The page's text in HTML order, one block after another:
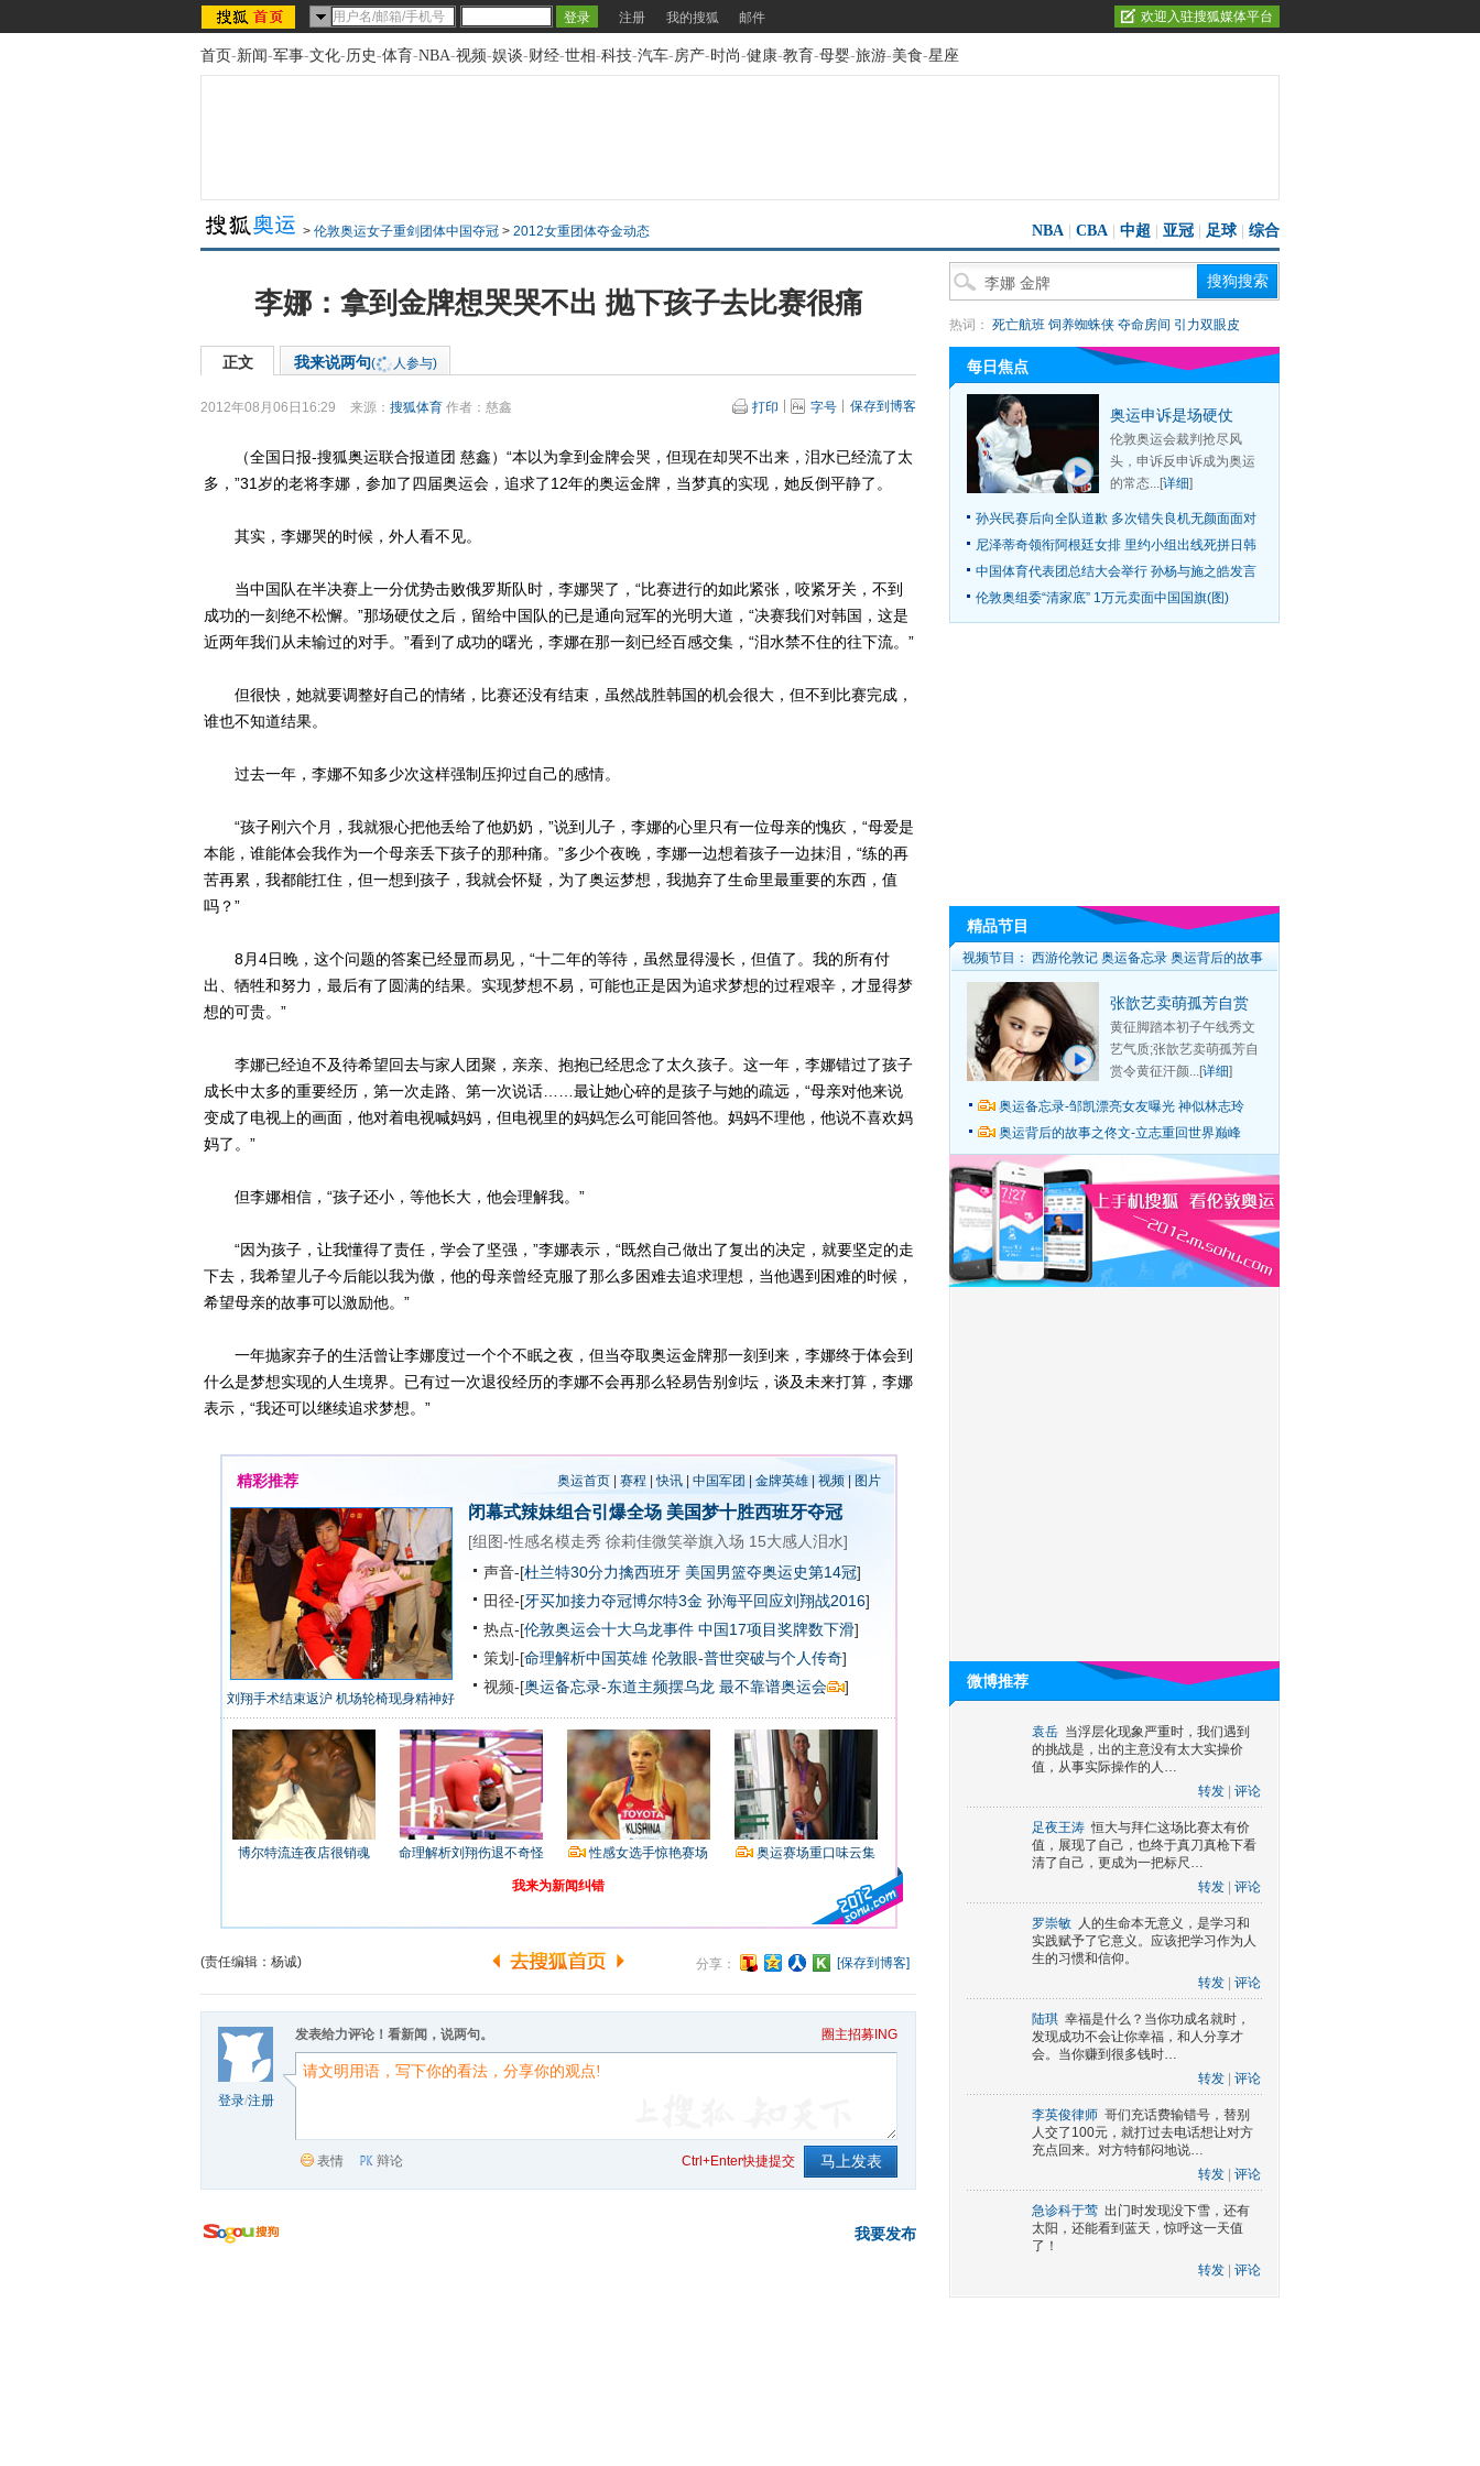
注册 我的搜狐 邮件 欢迎入驻搜狐媒体平台
首页-新闻-军事-文化-历史-体育-NBA-视频-娱谈-财经-世相-科技-汽车-房产-时尚-健康-教育-母婴-旅游-美食-星座
> 伦敦奥运女子重剑团体中国夺冠 > 2012女重团体夺金动态 NBA CBA 中超 亚冠 足球| 综合
李娜：拿到金牌想哭哭不出 抛下孩子去比赛很痛
正文 我来说两句( 人参与)
2012年08月06日16:29 来源： 搜狐体育 作者：慈鑫 打印 字号 保存到博客
（全国日报-搜狐奥运联合报道团 慈鑫）“本以为拿到金牌会哭，但现在却哭不出来，泪水已经流了太
多，”31岁的老将李娜，参加了四届奥运会，追求了12年的奥运金牌，当梦真的实现，她反倒平静了。
其实，李娜哭的时候，外人看不见。
当中国队在半决赛上一分优势击败俄罗斯队时，李娜哭了，“比赛进行的如此紧张，咬紧牙关，不到
成功的一刻绝不松懈。”那场硬仗之后，留给中国队的已是通向冠军的光明大道，“决赛我们对韩国，这是
近两年我们从未输过的对手。”看到了成功的曙光，李娜在那一刻已经百感交集，“泪水禁不住的往下流。”
但很快，她就要调整好自己的情绪，比赛还没有结束，虽然战胜韩国的机会很大，但不到比赛完成，
谁也不知道结果。
过去一年，李娜不知多少次这样强制压抑过自己的感情。
“孩子刚六个月，我就狠心把他丢给了他奶奶，”说到儿子，李娜的心里只有一位母亲的愧疚，“母爱是
本能，谁能体会我作为一个母亲丢下孩子的那种痛。”多少个夜晚，李娜一边想着孩子一边抹泪，“练的再
苦再累，我都能扛住，但一想到孩子，我就会怀疑，为了奥运梦想，我抛弃了生命里最重要的东西，值
吗？”
8月4日晚，这个问题的答案已经显而易见，“十二年的等待，虽然显得漫长，但值了。我的所有付
出、牺牲和努力，最后有了圆满的结果。实现梦想不易，可能也正是因为追求梦想的过程艰辛，才显得梦
想的可贵。”
李娜已经迫不及待希望回去与家人团聚，亲亲、抱抱已经思念了太久孩子。这一年，李娜错过了孩子
成长中太多的重要经历，第一次走路、第一次说话……最让她心碎的是孩子与她的疏远，“母亲对他来说
变成了电视上的画面，他对着电视喊妈妈，但电视里的妈妈怎么可能回答他。妈妈不理他，他说不喜欢妈
妈了。”
但李娜相信，“孩子还小，等他长大，他会理解我。”
“因为孩子，让我懂得了责任，学会了坚强，”李娜表示，“既然自己做出了复出的决定，就要坚定的走
下去，我希望儿子今后能以我为傲，他的母亲曾经克服了那么多困难去追求理想，当他遇到困难的时候，
希望母亲的故事可以激励他。”
一年抛家弃子的生活曾让李娜度过一个个不眠之夜，但当夺取奥运金牌那一刻到来，李娜终于体会到
什么是梦想实现的人生境界。已有过一次退役经历的李娜不会再那么轻易告别剑坛，谈及未来打算，李娜
表示，“我还可以继续追求梦想。”
精彩推荐 奥运首页| 赛程 |快讯| 中国军团| 金牌英雄| 视频| 图片
刘翔手术结束返沪 机场轮椅现身精神好
闭幕式辣妹组合引爆全场 美国梦十胜西班牙夺冠
[组图-性感名模走秀 徐莉佳微笑举旗入场 15大感人泪水]
声音-[杜兰特30分力擒西班牙 美国男篮夺奥运史第14冠]
田径-[牙买加接力夺冠博尔特3金 孙海平回应刘翔战2016]
热点-[伦敦奥运会十大乌龙事件 中国17项目奖牌数下滑]
策划-[命理解析中国英雄 伦敦眼-普世突破与个人传奇]
视频-[奥运备忘录-东道主频摆乌龙 最不靠谱奥运会 ]
博尔特流连夜店很销魂 命理解析刘翔伤退不奇怪 性感女选手惊艳赛场 奥运赛场重口味云集
我来为新闻纠错
(责任编辑：杨诚) 分享： [保存到博客]
登录/注册
发表给力评论！看新闻，说两句。 圈主招募ING
表情 辩论 Ctrl+Enter快捷提交
我要发布
热词： 死亡航班 饲养蜘蛛侠 夺命房间 引力双眼皮
每日焦点
奥运申诉是场硬仗
伦敦奥运会裁判抢尽风
头，申诉反申诉成为奥运
的常态...[详细]
孙兴民赛后向全队道歉 多次错失良机无颜面面对
尼泽蒂奇领衔阿根廷女排 里约小组出线死拼日韩
中国体育代表团总结大会举行 孙杨与施之皓发言
伦敦奥组委“清家底” 1万元卖面中国国旗(图)
精品节目
视频节目： 西游伦敦记 奥运备忘录 奥运背后的故事
张歆艺卖萌孤芳自赏
黄征脚踏本初子午线秀文
艺气质;张歆艺卖萌孤芳自
赏令黄征汗颜...[详细]
奥运备忘录-邹凯漂亮女友曝光 神似林志玲
奥运背后的故事之佟文-立志重回世界巅峰
微博推荐
袁岳 当浮层化现象严重时，我们遇到
的挑战是，出的主意没有太大实操价
值，从事实际操作的人…
转发
评论
足夜王涛 恒大与拜仁这场比赛太有价
值，展现了自己，也终于真刀真枪下看
清了自己，更成为一把标尺…
转发
评论
罗崇敏 人的生命本无意义，是学习和
实践赋予了它意义。应该把学习作为人
生的习惯和信仰。
转发
评论
陆琪 幸福是什么？当你功成名就时，
发现成功不会让你幸福，和人分享才
会。当你赚到很多钱时…
转发
评论
李英俊律师 哥们充话费输错号，替别
人交了100元，就打过去电话想让对方
充点回来。对方特郁闷地说…
转发
评论
急诊科于莺 出门时发现没下雪，还有
太阳，还能看到蓝天，惊呼这一天值
了！
转发
评论